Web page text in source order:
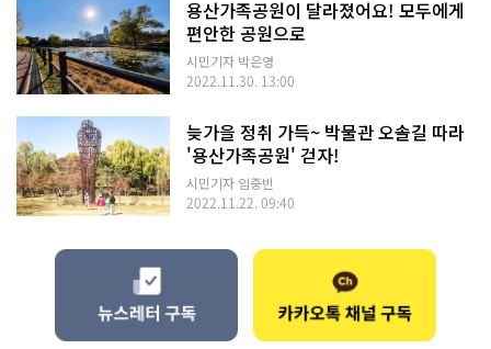
용산가족공원이 달라졌어요! 모두에게
편안한 공원으로
시민기자 박은영
2022.11.30. 13:00
늦가을 정취 가득~ 박물관 오솔길 따라
'용산가족공원' 걷자!
시민기자 임중빈
2022.11.22. 09:40